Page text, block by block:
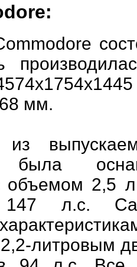
мм.
из
была
объемом 2,5
147 л.с.
литровым